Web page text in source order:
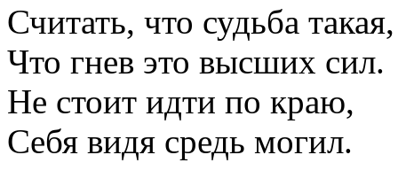
Счи­тать, что судь­ба та­кая,
Что гнев это выс­ших сил.
Не сто­ит ид­ти по краю,
Се­бя ви­дя средь мо­гил.